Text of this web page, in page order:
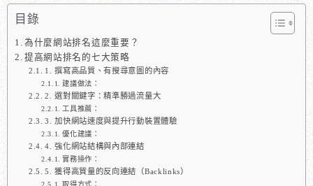
目錄
為什麼網站排名這麼重要？
提高網站排名的七大策略
1. 撰寫高品質、有搜尋意圖的內容
建議做法：
2. 選對關鍵字：精準勝過流量大
工具推薦：
3. 加快網站速度與提升行動裝置體驗
優化建議：
4. 強化網站結構與內部連結
實務操作：
5. 獲得高質量的反向連結（Backlinks）
取得方式：